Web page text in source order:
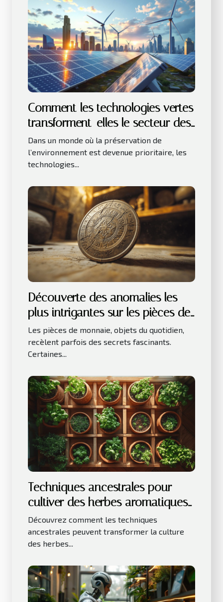
Comment les technologies vertes
transforment-elles le secteur des
affaires ?
Dans un monde où la préservation de
l’environnement est devenue prioritaire, les
technologies...
Découverte des anomalies les
plus intrigantes sur les pièces de
monnaie
Les pièces de monnaie, objets du quotidien,
recèlent parfois des secrets fascinants.
Certaines...
Techniques ancestrales pour
cultiver des herbes aromatiques
en intérieur
Découvrez comment les techniques
ancestrales peuvent transformer la culture
des herbes...